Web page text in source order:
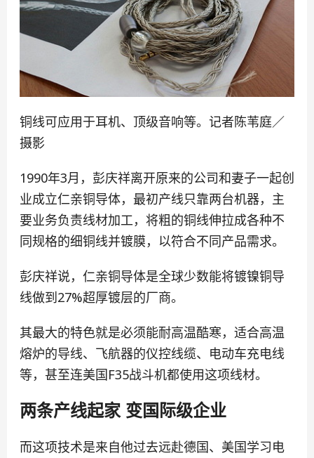
铜线可应用于耳机、顶级音响等。记者陈苇庭／
摄影
1990年3月，彭庆祥离开原来的公司和妻子一起创
业成立仁亲铜导体，最初产线只靠两台机器，主
要业务负责线材加工，将粗的铜线伸拉成各种不
同规格的细铜线并镀膜，以符合不同产品需求。
彭庆祥说，仁亲铜导体是全球少数能将镀镍铜导
线做到27%超厚镀层的厂商。
其最大的特色就是必须能耐高温酷寒，适合高温
熔炉的导线、飞航器的仪控线缆、电动车充电线
等，甚至连美国F35战斗机都使用这项线材。
两条产线起家 变国际级企业
而这项技术是来自他过去远赴德国、美国学习电